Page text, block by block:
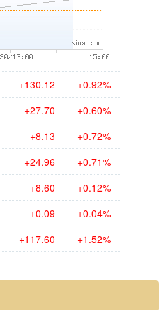
+130.12 +0.92%
+27.70 +0.60%
+8.13 +0.72%
+24.96 +0.71%
+8.60 +0.12%
+0.09 +0.04%
+117.60 +1.52%